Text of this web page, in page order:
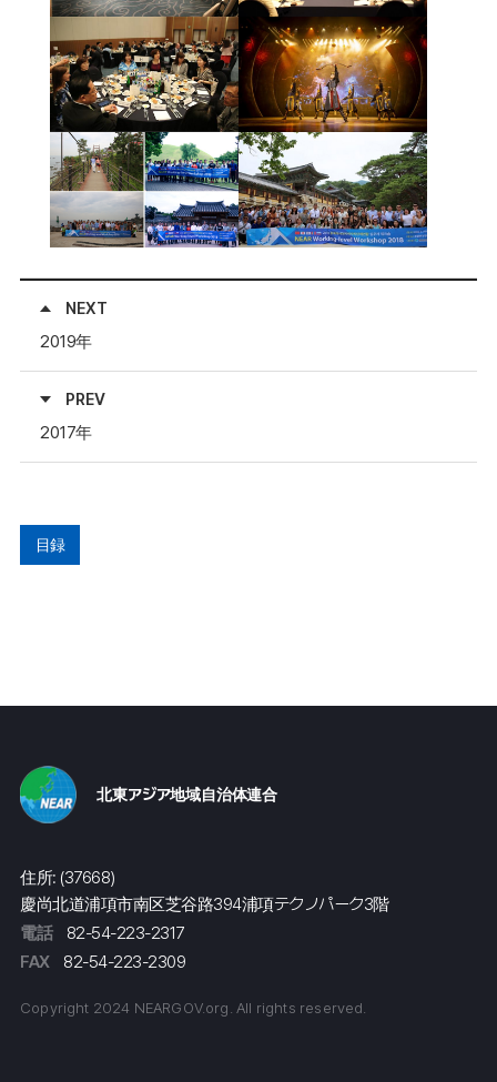
NEXT
2019年
PREV
2017年
目録
北東アジア地域自治体連合
住所: (37668)
慶尚北道浦項市南区芝谷路394浦項テクノパーク3階
電話
82-54-223-2317
FAX
82-54-223-2309
Copyright 2024 NEARGOV.org. All rights reserved.